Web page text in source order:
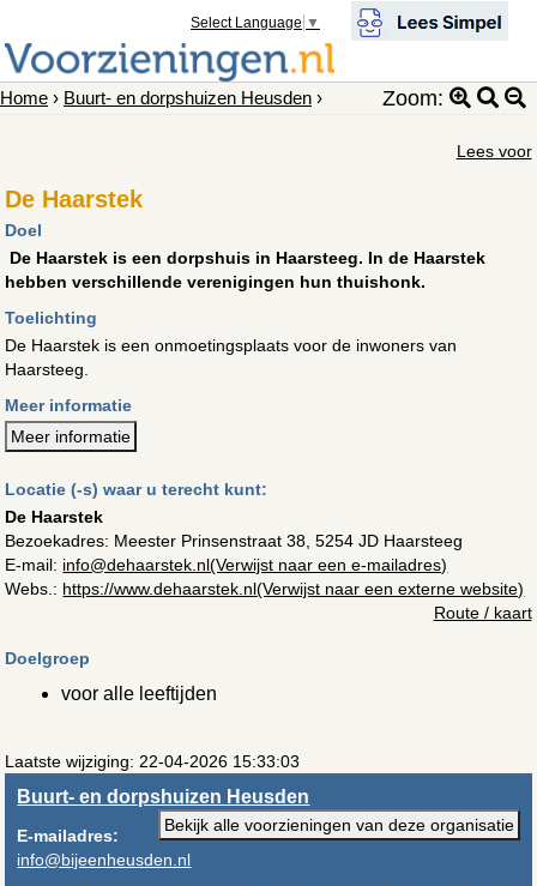
Select Language ▼
Home › Buurt- en dorpshuizen Heusden › Zoom:
Lees voor
De Haarstek
Doel
De Haarstek is een dorpshuis in Haarsteeg. In de Haarstek
hebben verschillende verenigingen hun thuishonk.
Toelichting
De Haarstek is een onmoetingsplaats voor de inwoners van
Haarsteeg.
Meer informatie
Meer informatie
Locatie (-s) waar u terecht kunt:
De Haarstek
Bezoekadres: Meester Prinsenstraat 38, 5254 JD Haarsteeg
E-mail: info@dehaarstek.nl(Verwijst naar een e-mailadres)
Webs.: https://www.dehaarstek.nl(Verwijst naar een externe website)
Route / kaart
Doelgroep
voor alle leeftijden
Laatste wijziging: 22-04-2026 15:33:03
Buurt- en dorpshuizen Heusden
Bekijk alle voorzieningen van deze organisatie
E-mailadres:
info@bijeenheusden.nl